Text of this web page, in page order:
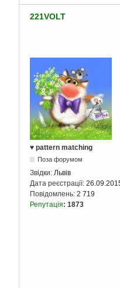
221VOLT
♥ pattern matching
Поза форумом
Звідки: Львів
Дата реєстрації:
Повідомлень: 2 719
Репутація: 1873